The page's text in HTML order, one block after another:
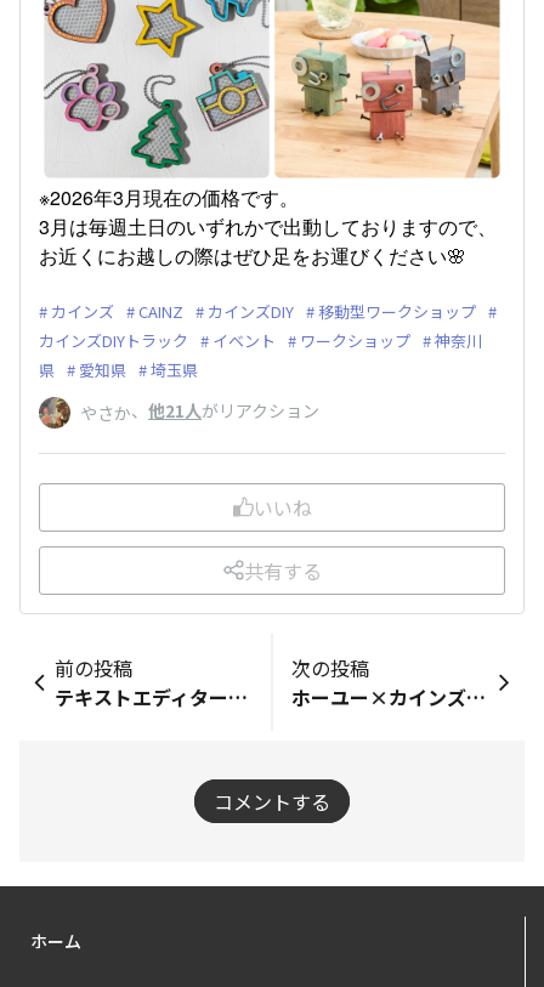
※2026年3月現在の価格です。
3月は毎週土日のいずれかで出動しておりますので、
お近くにお越しの際はぜひ足をお運びください🌸
カインズ CAINZ カインズDIY
移動型ワークショップ
カインズDIYトラック
イベント ワークショップ
神奈川
県
愛知県 埼玉県
やさか、 他21人がリアクション
いいね
共有する
前の投稿
テキストエディターの仕様変更のお知らせ
次の投稿
ホーユー×カインズ【カラーリング体験×チューブ絞りとキーホルダーパーツのアクリル染め】をご紹介♪
コメントする
ホーム